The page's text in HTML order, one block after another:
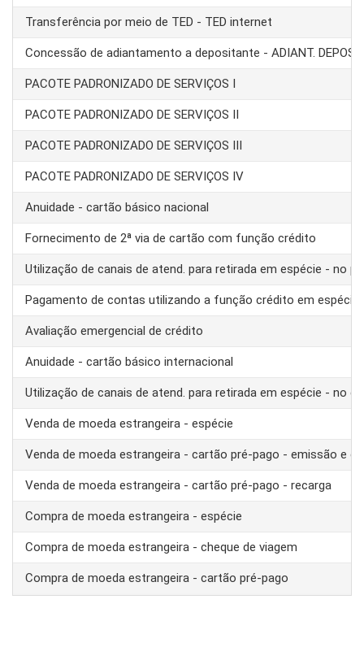
Transferência por meio de TED - TED internet
Concessão de adiantamento a depositante - ADIANT.
PACOTE PADRONIZADO DE SERVIÇOS I
PACOTE PADRONIZADO DE SERVIÇOS II
PACOTE PADRONIZADO DE SERVIÇOS III
PACOTE PADRONIZADO DE SERVIÇOS IV
Anuidade - cartão básico nacional
Fornecimento de 2ª via de cartão com função crédito
Utilização de canais de atend. para retirada em espécie - no
Pagamento de contas utilizando a função crédito em espécie
Avaliação emergencial de crédito
Anuidade - cartão básico internacional
Utilização de canais de atend. para retirada em espécie - no
Venda de moeda estrangeira - espécie
Venda de moeda estrangeira - cartão pré-pago - emissão e
Venda de moeda estrangeira - cartão pré-pago - recarga
Compra de moeda estrangeira - espécie
Compra de moeda estrangeira - cheque de viagem
Compra de moeda estrangeira - cartão pré-pago